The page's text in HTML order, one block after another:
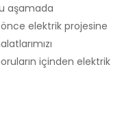
aşamada
elektrik projesine
içinden elektrik